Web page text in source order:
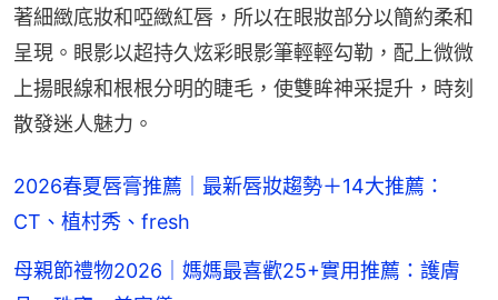
著細緻底妝和啞緻紅唇，所以在眼妝部分以簡約柔和
呈現。眼影以超持久炫彩眼影筆輕輕勾勒，配上微微
上揚眼線和根根分明的睫毛，使雙眸神采提升，時刻
散發迷人魅力。
2026春夏唇膏推薦｜最新唇妝趨勢＋14大推薦：
CT、植村秀、fresh
母親節禮物2026｜媽媽最喜歡25+實用推薦：護膚